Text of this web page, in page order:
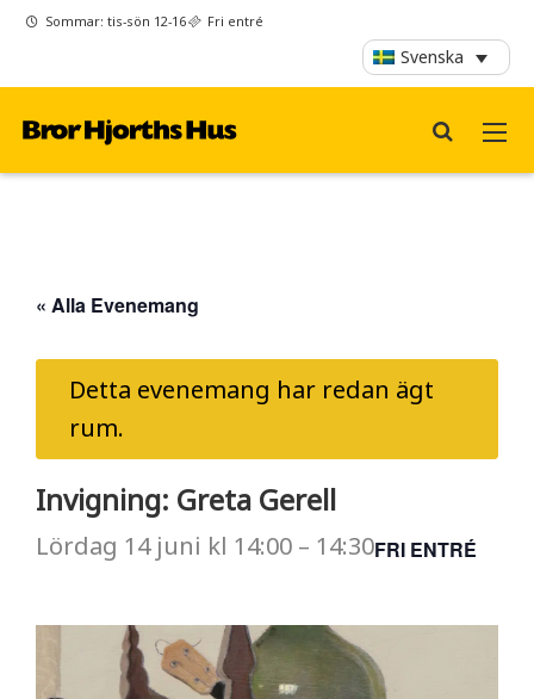
Sommar: tis-sön 12-16 Fri entré
Svenska
« Alla Evenemang
Detta evenemang har redan ägt
rum.
Invigning: Greta Gerell
Lördag 14 juni kl 14:00 – 14:30FRI ENTRÉ